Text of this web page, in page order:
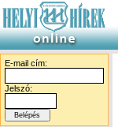
E-mail cím:
Jelszó: